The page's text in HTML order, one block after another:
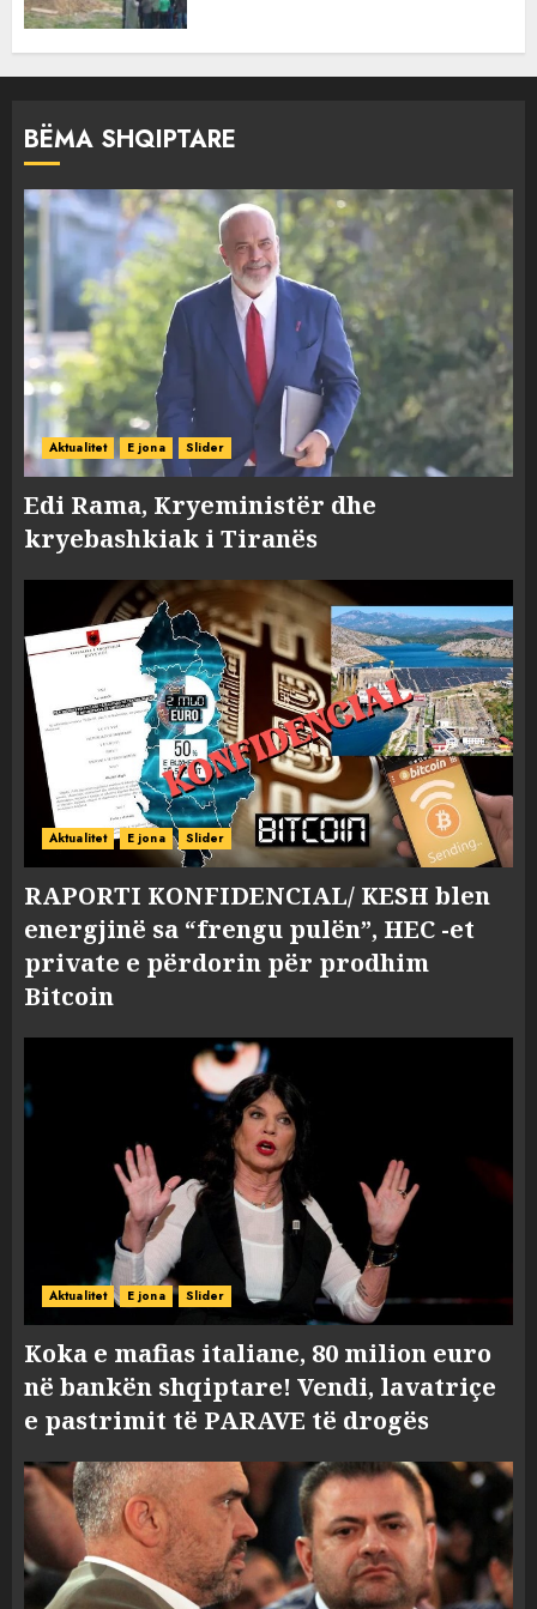
BËMA SHQIPTARE
Aktualitet E jona Slider
Edi Rama, Kryeministër dhe
kryebashkiak i Tiranës
Aktualitet E jona Slider
RAPORTI KONFIDENCIAL/ KESH blen
energjinë sa “frengu pulën”, HEC -et
private e përdorin për prodhim
Bitcoin
Aktualitet E jona Slider
Koka e mafias italiane, 80 milion euro
në bankën shqiptare! Vendi, lavatriçe
e pastrimit të PARAVE të drogës